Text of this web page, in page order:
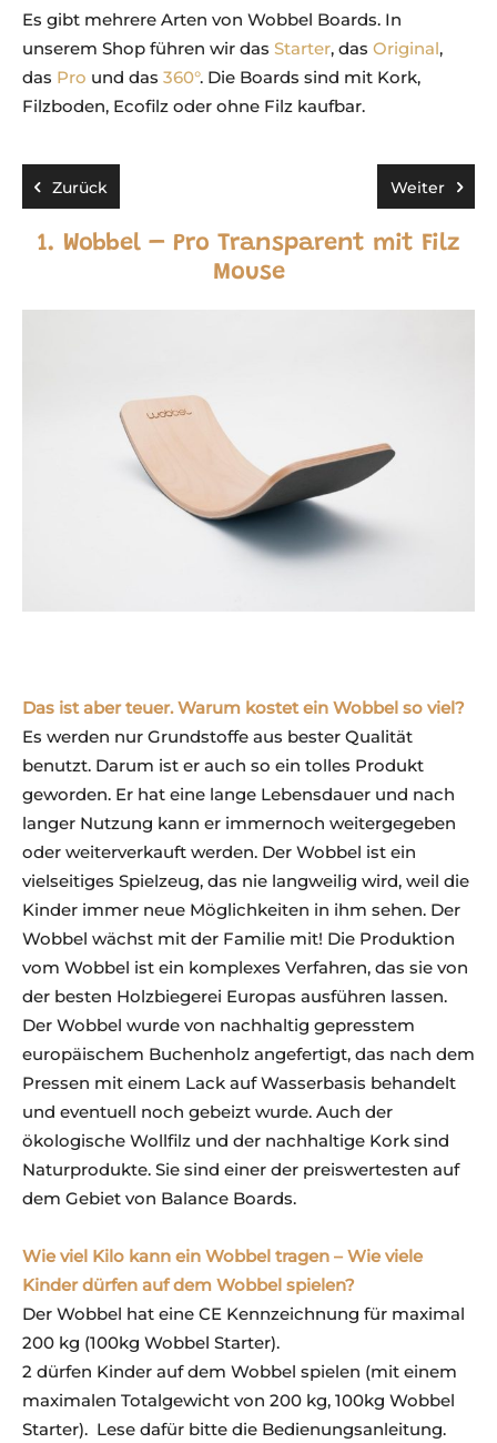
Es gibt mehrere Arten von Wobbel Boards. In
unserem Shop führen wir das Starter, das Original,
das Pro und das 360°. Die Boards sind mit Kork,
Filzboden, Ecofilz oder ohne Filz kaufbar.
Zurück Weiter
1. Wobbel – Pro Transparent mit Filz
Mouse
Das ist aber teuer. Warum kostet ein Wobbel so viel?
Es werden nur Grundstoffe aus bester Qualität
benutzt. Darum ist er auch so ein tolles Produkt
geworden. Er hat eine lange Lebensdauer und nach
langer Nutzung kann er immernoch weitergegeben
oder weiterverkauft werden. Der Wobbel ist ein
vielseitiges Spielzeug, das nie langweilig wird, weil die
Kinder immer neue Möglichkeiten in ihm sehen. Der
Wobbel wächst mit der Familie mit! Die Produktion
vom Wobbel ist ein komplexes Verfahren, das sie von
der besten Holzbiegerei Europas ausführen lassen.
Der Wobbel wurde von nachhaltig gepresstem
europäischem Buchenholz angefertigt, das nach dem
Pressen mit einem Lack auf Wasserbasis behandelt
und eventuell noch gebeizt wurde. Auch der
ökologische Wollfilz und der nachhaltige Kork sind
Naturprodukte. Sie sind einer der preiswertesten auf
dem Gebiet von Balance Boards.
Wie viel Kilo kann ein Wobbel tragen – Wie viele
Kinder dürfen auf dem Wobbel spielen?
Der Wobbel hat eine CE Kennzeichnung für maximal
200 kg (100kg Wobbel Starter).
2 dürfen Kinder auf dem Wobbel spielen (mit einem
maximalen Totalgewicht von 200 kg, 100kg Wobbel
Starter). Lese dafür bitte die Bedienungsanleitung.